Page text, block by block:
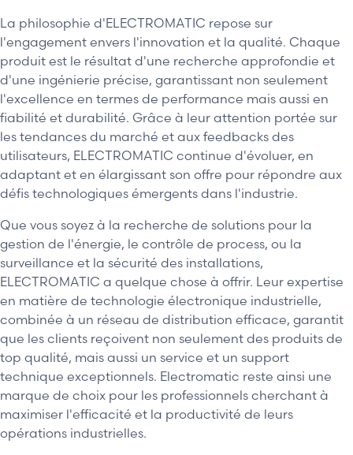
La philosophie d'ELECTROMATIC repose sur
l'engagement envers l'innovation et la qualité. Chaque
produit est le résultat d'une recherche approfondie et
d'une ingénierie précise, garantissant non seulement
l'excellence en termes de performance mais aussi en
fiabilité et durabilité. Grâce à leur attention portée sur
les tendances du marché et aux feedbacks des
utilisateurs, ELECTROMATIC continue d'évoluer, en
adaptant et en élargissant son offre pour répondre aux
défis technologiques émergents dans l'industrie.
Que vous soyez à la recherche de solutions pour la
gestion de l'énergie, le contrôle de process, ou la
surveillance et la sécurité des installations,
ELECTROMATIC a quelque chose à offrir. Leur expertise
en matière de technologie électronique industrielle,
combinée à un réseau de distribution efficace, garantit
que les clients reçoivent non seulement des produits de
top qualité, mais aussi un service et un support
technique exceptionnels. Electromatic reste ainsi une
marque de choix pour les professionnels cherchant à
maximiser l'efficacité et la productivité de leurs
opérations industrielles.